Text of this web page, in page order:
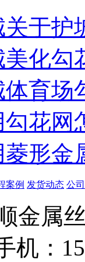
关于护
美化勾
体育场
花网
菱形金
案例 发货动态 公
金属
：